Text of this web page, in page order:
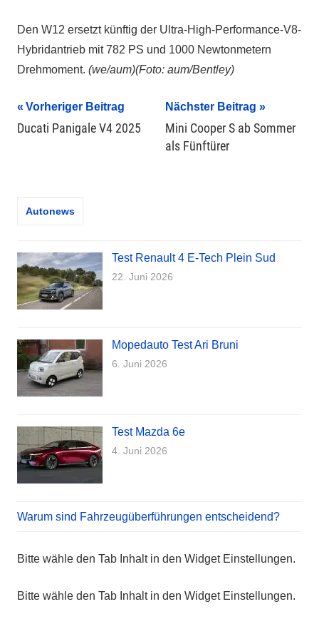
Den W12 ersetzt künftig der Ultra-High-Performance-V8-
Hybridantrieb mit 782 PS und 1000 Newtonmetern
Drehmoment. (we/aum)(Foto: aum/Bentley)
Beitragsnavigation
Vorheriger Beitrag
Ducati Panigale V4 2025
Nächster Beitrag
Mini Cooper S ab Sommer
als Fünftürer
Autonews
Test Renault 4 E-Tech Plein Sud
22. Juni 2026
Mopedauto Test Ari Bruni
6. Juni 2026
Test Mazda 6e
4. Juni 2026
Warum sind Fahrzeugüberführungen entscheidend?
Bitte wähle den Tab Inhalt in den Widget Einstellungen.
Bitte wähle den Tab Inhalt in den Widget Einstellungen.